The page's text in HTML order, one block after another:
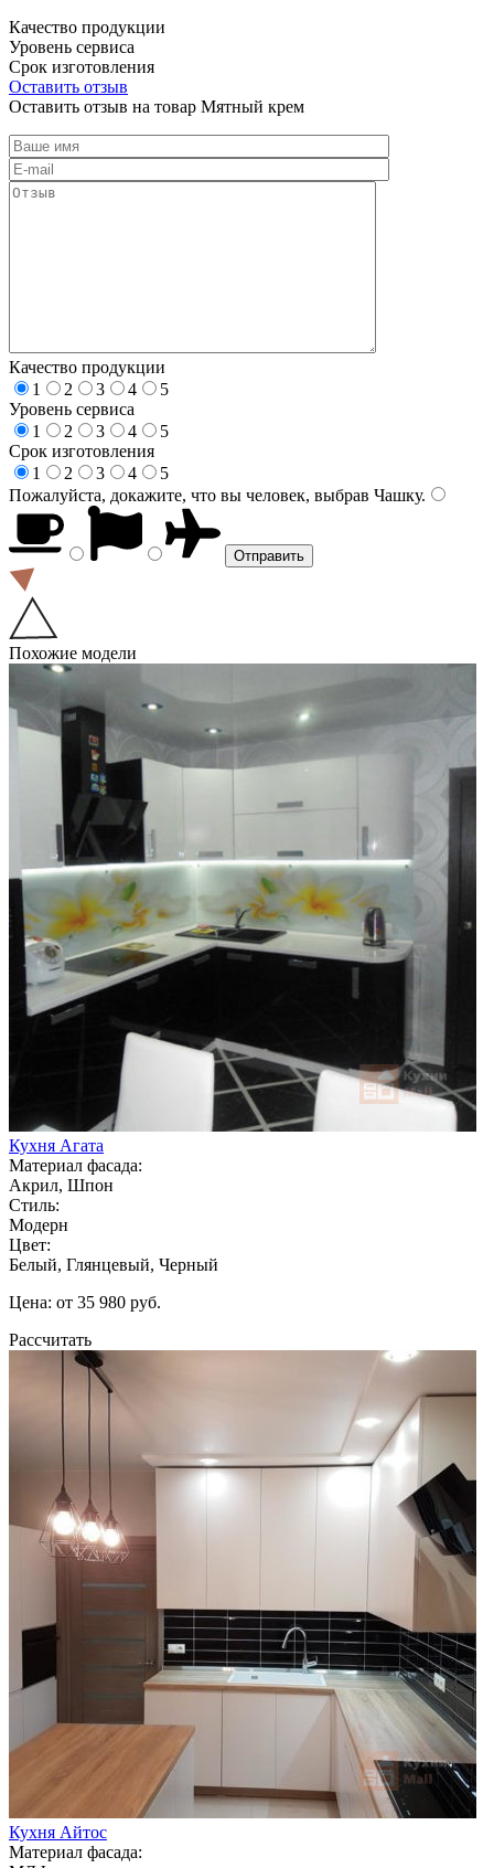
Качество продукции
Уровень сервиса
Срок изготовления
Оставить отзыв
Оставить отзыв на товар Мятный крем
Качество продукции
1
2 3 4
5
Уровень сервиса
1
2 3 4
5
Срок изготовления
1
2 3 4
5
Пожалуйста, докажите, что вы человек, выбрав Чашку.
Похожие модели
Кухня Агата
Материал фасада:
Акрил, Шпон
Стиль:
Модерн
Цвет:
Белый, Глянцевый, Черный
Цена: от 35 980 руб.
Рассчитать
Кухня Айтос
Материал фасада: